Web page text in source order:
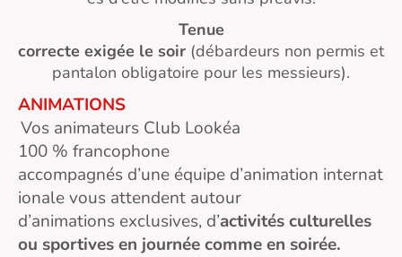
Tenue
correcte exigée le soir (débardeurs non permis et
pantalon obligatoire pour les messieurs).
ANIMATIONS
Vos animateurs Club Lookéa
100 % francophone
accompagnés d’une équipe d’animation internat
ionale vous attendent autour
d’animations exclusives, d’activités culturelles
ou sportives en journée comme en soirée.